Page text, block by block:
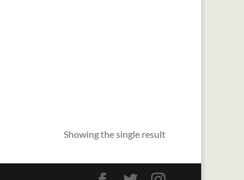
Showing the single result